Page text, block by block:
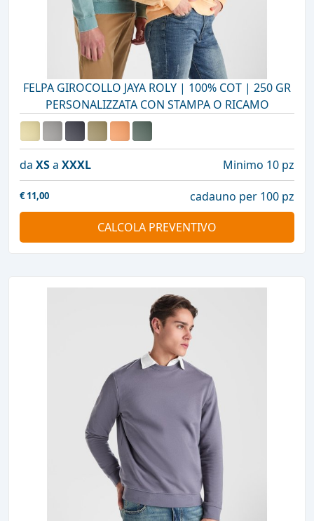
FELPA GIROCOLLO JAYA ROLY | 100% COT | 250 GR
PERSONALIZZATA CON STAMPA O RICAMO
da XSa XXXL Minimo 10 pz
€ 11,00
cadauno per 100 pz
CALCOLA PREVENTIVO